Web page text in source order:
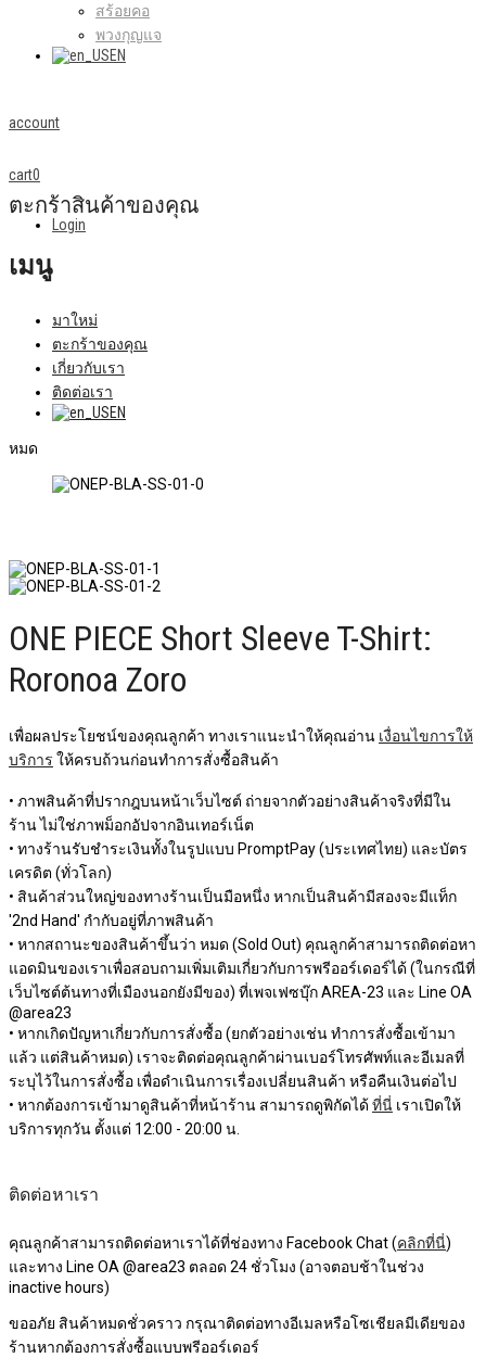
สร้อยคอ
พวงกุญแจ
EN
account
Login
cart0
ตะกร้าสินค้าของคุณ
เมนู
มาใหม่
ตะกร้าของคุณ
เกี่ยวกับเรา
ติดต่อเรา
EN
หมด
ONE PIECE Short Sleeve T-Shirt:
Roronoa Zoro
เพื่อผลประโยชน์ของคุณลูกค้า ทางเราแนะนำให้คุณอ่าน เงื่อนไขการให้
บริการ ให้ครบถ้วนก่อนทำการสั่งซื้อสินค้า
• ภาพสินค้าที่ปรากฎบนหน้าเว็บไซต์ ถ่ายจากตัวอย่างสินค้าจริงที่มีใน
ร้าน ไม่ใช่ภาพม็อกอัปจากอินเทอร์เน็ต
• ทางร้านรับชำระเงินทั้งในรูปแบบ PromptPay (ประเทศไทย) และบัตร
เครดิต (ทั่วโลก)
• สินค้าส่วนใหญ่ของทางร้านเป็นมือหนึ่ง หากเป็นสินค้ามีสองจะมีแท็ก
'2nd Hand' กำกับอยู่ที่ภาพสินค้า
• หากสถานะของสินค้าขึ้นว่า หมด (Sold Out) คุณลูกค้าสามารถติดต่อหา
แอดมินของเราเพื่อสอบถามเพิ่มเติมเกี่ยวกับการพรีออร์เดอร์ได้ (ในกรณีที่
เว็บไซต์ต้นทางที่เมืองนอกยังมีของ) ที่เพจเฟซบุ๊ก AREA-23 และ Line OA
@area23
• หากเกิดปัญหาเกี่ยวกับการสั่งซื้อ (ยกตัวอย่างเช่น ทำการสั่งซื้อเข้ามา
แล้ว แต่สินค้าหมด) เราจะติดต่อคุณลูกค้าผ่านเบอร์โทรศัพท์และอีเมลที่
ระบุไว้ในการสั่งซื้อ เพื่อดำเนินการเรื่องเปลี่ยนสินค้า หรือคืนเงินต่อไป
• หากต้องการเข้ามาดูสินค้าที่หน้าร้าน สามารถดูพิกัดได้ ที่นี่ เราเปิดให้
บริการทุกวัน ตั้งแต่ 12:00 - 20:00 น.
ติดต่อหาเรา
คุณลูกค้าสามารถติดต่อหาเราได้ที่ช่องทาง Facebook Chat (คลิกที่นี่)
และทาง Line OA @area23 ตลอด 24 ชั่วโมง (อาจตอบช้าในช่วง
inactive hours)
ขออภัย สินค้าหมดชั่วคราว กรุณาติดต่อทางอีเมลหรือโซเชียลมีเดียของ
ร้านหากต้องการสั่งซื้อแบบพรีออร์เดอร์